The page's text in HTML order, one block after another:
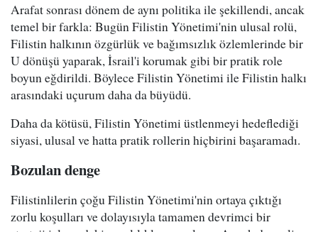
Arafat sonrası dönem de aynı politika ile şekillendi, ancak
temel bir farkla: Bugün Filistin Yönetimi'nin ulusal rolü,
Filistin halkının özgürlük ve bağımsızlık özlemlerinde bir
U dönüşü yaparak, İsrail'i korumak gibi bir pratik role
boyun eğdirildi. Böylece Filistin Yönetimi ile Filistin halkı
arasındaki uçurum daha da büyüdü.
Daha da kötüsü, Filistin Yönetimi üstlenmeyi hedeflediği
siyasi, ulusal ve hatta pratik rollerin hiçbirini başaramadı.
Bozulan denge
Filistinlilerin çoğu Filistin Yönetimi'nin ortaya çıktığı
zorlu koşulları ve dolayısıyla tamamen devrimci bir